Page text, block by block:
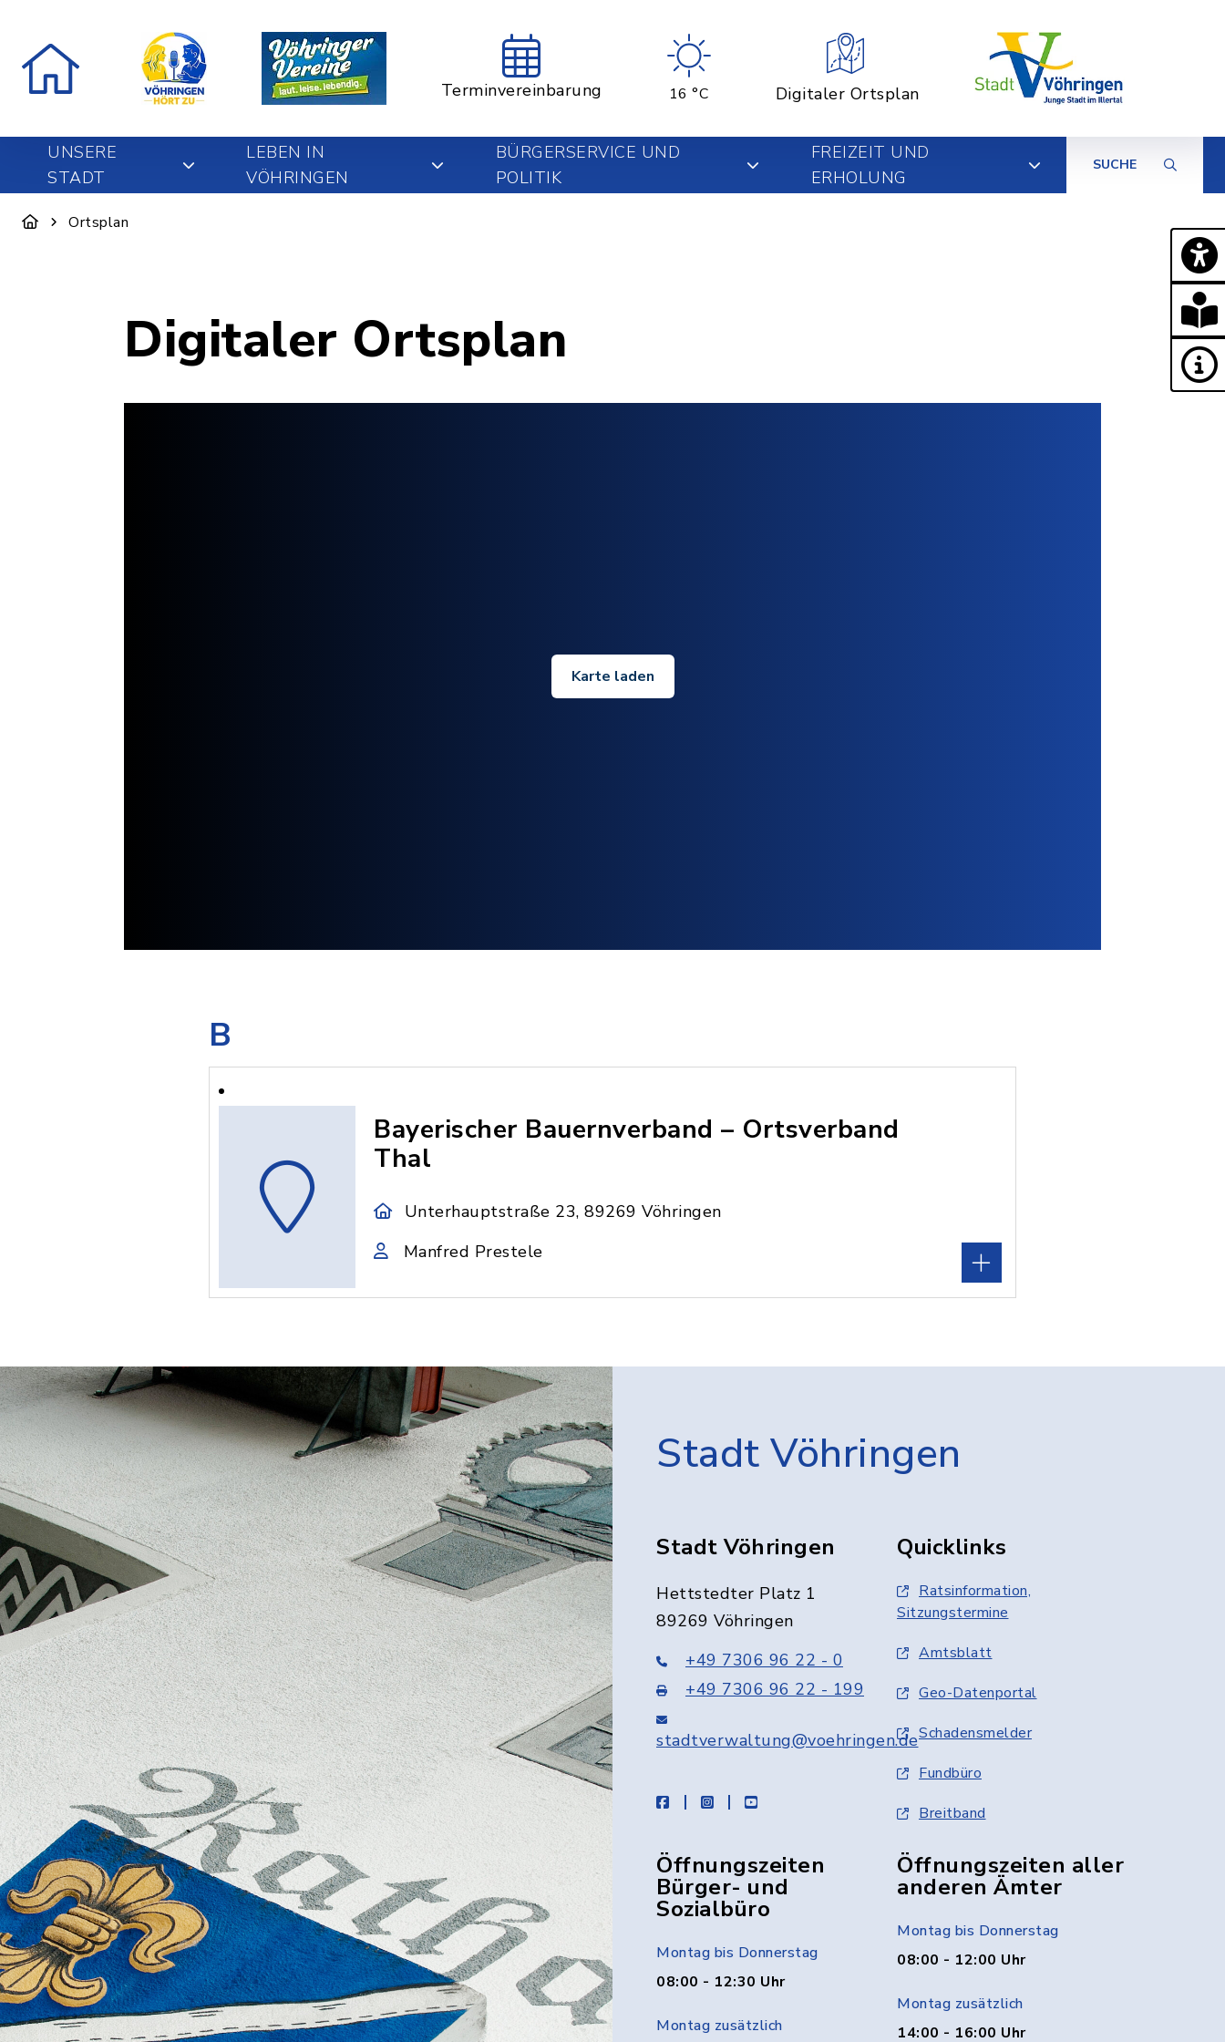
Terminvereinbarung 16 °C Digitaler Ortsplan
UNSERE
STADT
LEBEN IN
VÖHRINGEN
BÜRGERSERVICE UND
POLITIK
FREIZEIT UND
ERHOLUNG
SUCHE
Ortsplan
Digitaler Ortsplan
Karte laden
B
Bayerischer Bauernverband – Ortsverband
Thal
Unterhauptstraße 23, 89269 Vöhringen
Manfred Prestele
Stadt Vöhringen
Stadt Vöhringen
Hettstedter Platz 1
89269 Vöhringen
+49 7306 96 22 - 0
+49 7306 96 22 - 199
stadtverwaltung@voehringen.de
facebookinstagramyoutube
Quicklinks
Ratsinformation,
Sitzungstermine
Amtsblatt
Geo-Datenportal
Schadensmelder
Fundbüro
Breitband
Öffnungszeiten
Bürger- und
Sozialbüro
Montag bis Donnerstag
08:00 - 12:30 Uhr
Montag zusätzlich
Öffnungszeiten aller
anderen Ämter
Montag bis Donnerstag
08:00 - 12:00 Uhr
Montag zusätzlich
14:00 - 16:00 Uhr